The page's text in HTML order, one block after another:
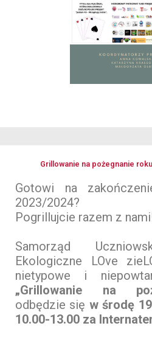
Grillowanie na pożegnanie
Gotowi na
2023/2024?
Pogrillujcie razem z
Samorząd
Ekologiczne LOve
nietypowe i
„Grillowanie na
odbędzie się w środę
10.00-13.00 za